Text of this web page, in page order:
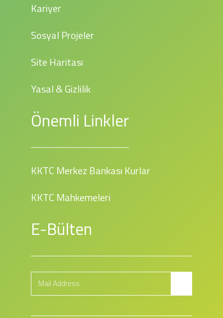
Kariyer
Sosyal Projeler
Site Haritası
Yasal & Gizlilik
Önemli Linkler
KKTC Merkez Bankası Kurlar
KKTC Mahkemeleri
E-Bülten